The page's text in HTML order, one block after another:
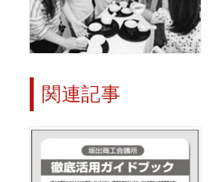
関連記事